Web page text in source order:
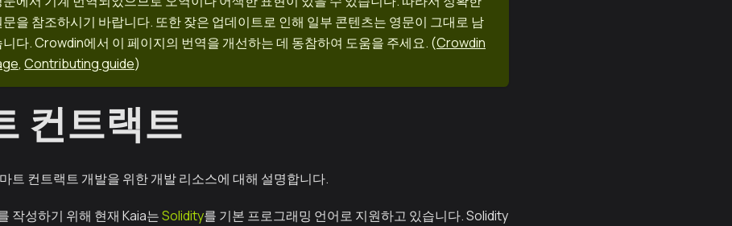
을 참조하시기 바랍니다. 또한 잦은 업데이트로 인해 일부 콘텐츠는 영문이 그대로 남
다. Crowdin에서 이 페이지의 번역을 개선하는 데 동참하여 도움을 주세요. (Crowdin
, Contributing guide)
컨트랙트
트 컨트랙트 개발을 위한 개발 리소스에 대해 설명합니다.
작성하기 위해 현재 Kaia는Solidity를 기본 프로그래밍 언어로 지원하고 있습니다. Solidity